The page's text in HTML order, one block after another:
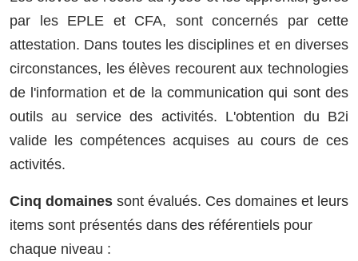
par les EPLE et CFA, sont concernés par cette
attestation. Dans toutes les disciplines et en diverses
circonstances, les élèves recourent aux technologies
de l'information et de la communication qui sont des
outils au service des activités. L'obtention du B2i
valide les compétences acquises au cours de ces
activités.
Cinq domaines sont évalués. Ces domaines et leurs
items sont présentés dans des référentiels pour
chaque niveau :